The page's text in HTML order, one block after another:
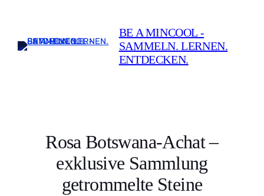
springen
BE A MINCOOL -
SAMMELN. LERNEN.
ENTDECKEN.
Rosa Botswana-Achat –
exklusive Sammlung
getrommelte Steine